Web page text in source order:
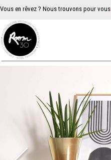
Vous en rêvez ? Nous trouvons pour vous